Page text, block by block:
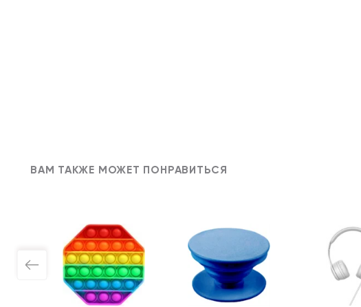
ВАМ ТАКЖЕ МОЖЕТ ПОНРАВИТЬСЯ